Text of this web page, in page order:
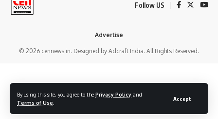
By using this site, you agree to the Privacy Policy and
Terms of Use
Accept
Follow US
© 2026 cennews.in. Designed by Adcraft India. All Rights Reserved.
Advertise